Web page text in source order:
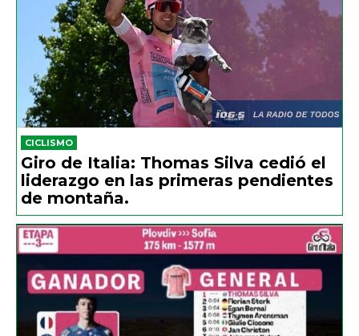
CICLISMO
Giro de Italia: Thomas Silva cedió el
liderazgo en las primeras pendientes
de montaña.